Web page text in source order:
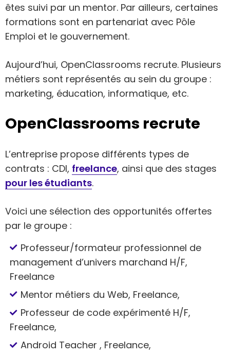
êtes suivi par un mentor. Par ailleurs, certaines
formations sont en partenariat avec Pôle
Emploi et le gouvernement.
Aujourd’hui, OpenClassrooms recrute. Plusieurs
métiers sont représentés au sein du groupe :
marketing, éducation, informatique, etc.
OpenClassrooms recrute
L’entreprise propose différents types de
contrats : CDI, freelance, ainsi que des stages
pour les étudiants.
Voici une sélection des opportunités offertes
par le groupe :
Professeur/formateur professionnel de
management d’univers marchand H/F,
Freelance
Mentor métiers du Web, Freelance,
Professeur de code expérimenté H/F,
Freelance,
Android Teacher , Freelance,